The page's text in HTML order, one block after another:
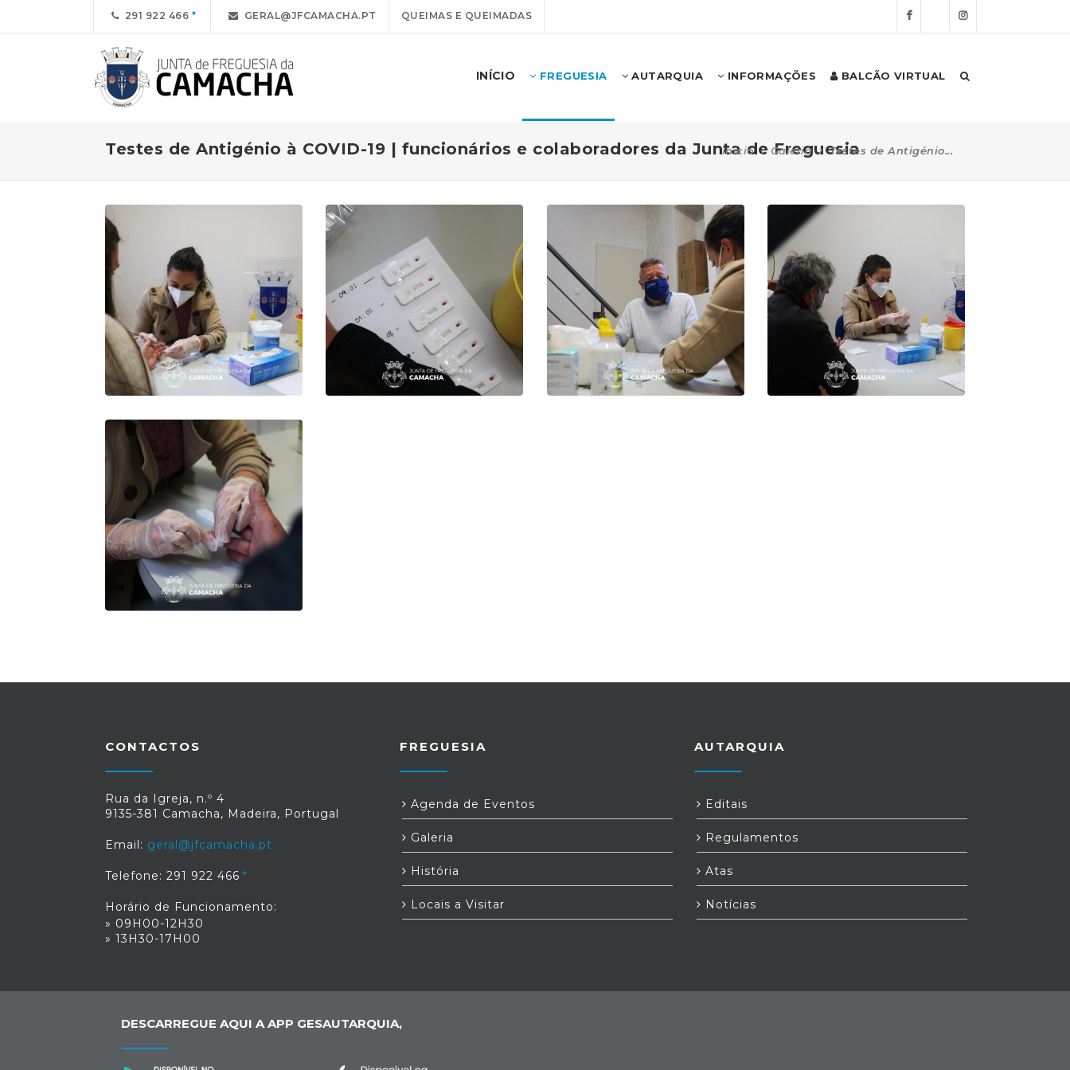
291 922 466 GERAL@JFCAMACHA.PT QUEIMAS E QUEIMADAS
INÍCIO FREGUESIA AUTARQUIA INFORMAÇÕES BALCÃO VIRTUAL
Testes de Antigénio à COVID-19 | funcionários e colaboradores da Junta de Freguesia
Início Galeria Testes de Antigénio...
CONTACTOS
Rua da Igreja, n.º 4
9135-381 Camacha, Madeira, Portugal
Email: geral@jfcamacha.pt
Telefone: 291 922 466
Horário de Funcionamento:
» 09H00-12H30
» 13H30-17H00
FREGUESIA
Agenda de Eventos
Galeria
História
Locais a Visitar
AUTARQUIA
Editais
Regulamentos
Atas
Notícias
DESCARREGUE AQUI A APP GESAUTARQUIA,